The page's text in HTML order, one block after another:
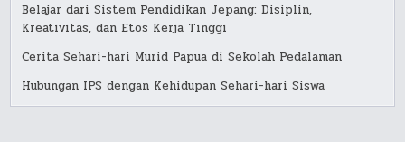
Belajar dari Sistem Pendidikan Jepang: Disiplin,
Kreativitas, dan Etos Kerja Tinggi
Cerita Sehari-hari Murid Papua di Sekolah Pedalaman
Hubungan IPS dengan Kehidupan Sehari-hari Siswa